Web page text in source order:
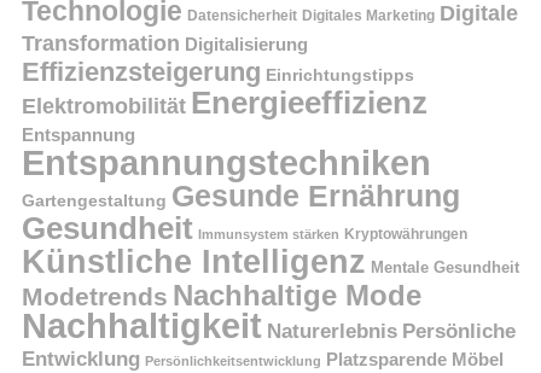
Technologie Datensicherheit Digitales Marketing Digitale
Transformation Digitalisierung
Effizienzsteigerung Einrichtungstipps
Elektromobilität Energieeffizienz
Entspannung
Entspannungstechniken
Gartengestaltung Gesunde Ernährung
Gesundheit Immunsystem stärken Kryptowährungen
Künstliche Intelligenz Mentale Gesundheit
Modetrends Nachhaltige Mode
Nachhaltigkeit Naturerlebnis Persönliche
Entwicklung Persönlichkeitsentwicklung Platzsparende Möbel